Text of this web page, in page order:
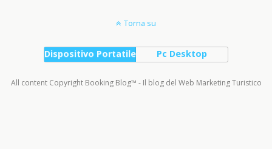
Torna su
Dispositivo Portatile Pc Desktop
All content Copyright Booking Blog™ - Il blog del Web Marketing Turistico